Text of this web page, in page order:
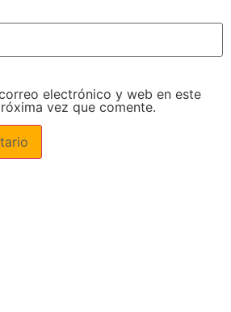
electrónico y web en este
vez que comente.